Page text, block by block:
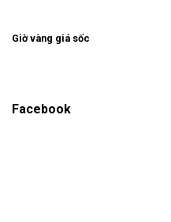
Giờ vàng giá sốc
Facebook